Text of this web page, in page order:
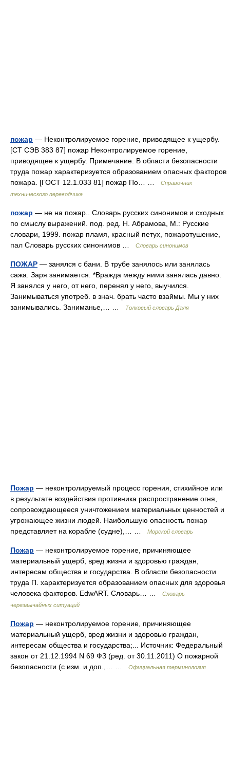
пожар — Неконтролируемое горение, приводящее к ущербу.
[СТ СЭВ 383 87] пожар Неконтролируемое горение,
приводящее к ущербу. Примечание. В области безопасности
труда пожар характеризуется образованием опасных факторов
пожара. [ГОСТ 12.1.033 81] пожар По… …
Справочник
технического переводчика
пожар — не на пожар.. Словарь русских синонимов и сходных
по смыслу выражений. под. ред. Н. Абрамова, М.: Русские
словари, 1999. пожар пламя, красный петух, пожаротушение,
пал Словарь русских синонимов …
Словарь синонимов
ПОЖАР — занялся с бани. В трубе занялось или занялась
сажа. Заря занимается. *Вражда между ними занялась давно.
Я занялся у него, от него, перенял у него, выучился.
Занимываться употреб. в знач. брать часто взаймы. Мы у них
занимывались. Заниманье,… …
Толковый словарь Даля
Пожар — неконтролируемый процесс горения, стихийное или
в результате воздействия противника распространение огня,
сопровождающееся уничтожением материальных ценностей и
угрожающее жизни людей. Наибольшую опасность пожар
представляет на корабле (судне),… …
Морской словарь
Пожар — неконтролируемое горение, причиняющее
материальный ущерб, вред жизни и здоровью граждан,
интересам общества и государства. В области безопасности
труда П. характеризуется образованием опасных для здоровья
человека факторов. EdwART. Словарь… …
Словарь
черезвычайных ситуаций
Пожар — неконтролируемое горение, причиняющее
материальный ущерб, вред жизни и здоровью граждан,
интересам общества и государства;... Источник: Федеральный
закон от 21.12.1994 N 69 ФЗ (ред. от 30.11.2011) О пожарной
безопасности (с изм. и доп.,… …
Официальная терминология